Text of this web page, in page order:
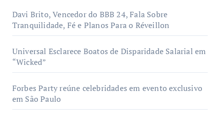
Davi Brito, Vencedor do BBB 24, Fala Sobre
Tranquilidade, Fé e Planos Para o Réveillon
Universal Esclarece Boatos de Disparidade Salarial em
“Wicked”
Forbes Party reúne celebridades em evento exclusivo
em São Paulo